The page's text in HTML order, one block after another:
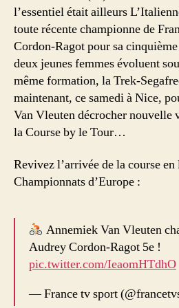
l’essentiel était ailleurs
toute récente championne de
Cordon-Ragot pour sa
deux jeunes femmes évoluent
même formation, la Trek-
maintenant, ce samedi à Nice,
Van Vleuten décrocher nouvelle
la Course by le Tour…
Revivez l’arrivée de la course en
Championnats d’Europe :
Annemiek Van Vleuten
Audrey Cordon-Ragot 5e !
pic.twitter.com/IeaomHTdhO
— France tv sport